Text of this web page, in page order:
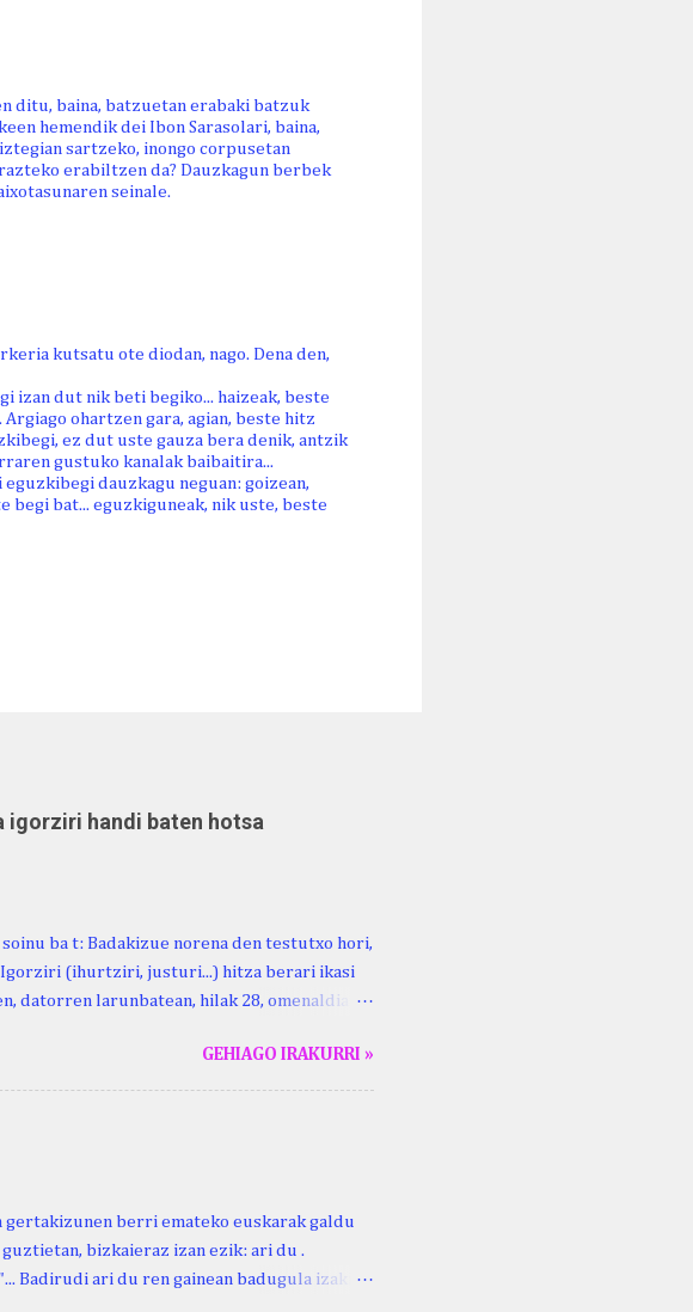
ditu, baina, batzuetan erabaki batzuk
hemendik dei Ibon Sarasolari, baina,
sartzeko, inongo corpusetan
erabiltzen da? Dauzkagun berbek
seinale.
kutsatu ote diodan, nago. Dena den,
izan dut nik beti begiko... haizeak, beste
ohartzen gara, agian, beste hitz
ez dut uste gauza bera denik, antzik
gustuko kanalak baibaitira...
dauzkagu neguan: goizean,
bat... eguzkiguneak, nik uste, beste
igorziri handi baten hotsa
ba t: Badakizue norena den testutxo hori,
Igorziri (ihurtziri, justuri...) hitza berari ikasi
datorren larunbatean, hilak 28, omenaldia
dute. Hauxe duzue Kristinari Henri
jantegian). - Henrike Knörr: Leizarraga-
GEHIAGO IRAKURRI »
gertakizunen berri emateko euskarak galdu
bizkaieraz izan ezik: ari du .
Badirudi ari du ren gainean badugula izaki